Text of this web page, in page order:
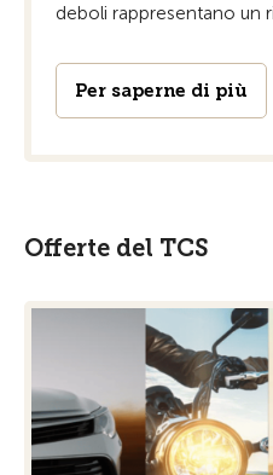
deboli rappresentano un
Per saperne di più
Offerte del TCS